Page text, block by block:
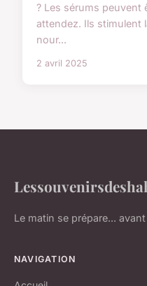
? Les sérums peuvent
attendez. Ils stimulent
nour...
2 avril 2025
Le matin se prépare...
NAVIGATION